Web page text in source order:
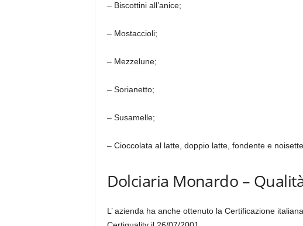
– Biscottini all’anice;
– Mostaccioli;
– Mezzelune;
– Sorianetto;
– Susamelle;
– Cioccolata al latte, doppio latte, fondente e noisette
Dolciaria Monardo –
L’ azienda ha anche ottenuto la Certificazione